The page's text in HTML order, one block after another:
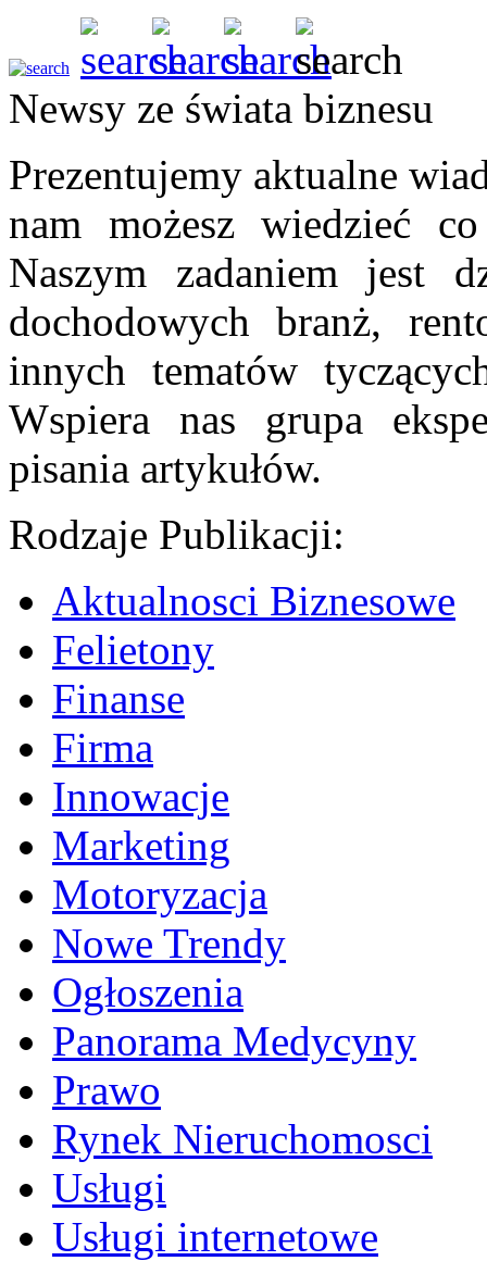
Newsy ze świata biznesu
Prezentujemy aktualne
nam możesz wiedzieć
Naszym zadaniem jest
dochodowych branż,
innych tematów
Wspiera nas grupa
pisania artykułów.
Rodzaje Publikacji:
Aktualnosci Biznesowe
Felietony
Finanse
Firma
Innowacje
Marketing
Motoryzacja
Nowe Trendy
Ogłoszenia
Panorama Medycyny
Prawo
Rynek Nieruchomosci
Usługi
Usługi internetowe